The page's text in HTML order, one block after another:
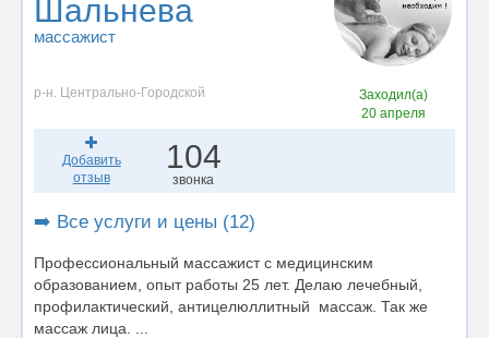
Шальнева
массажист
р-н. Центрально-Городской
Заходил(а)
20 апреля
Добавить
отзыв
104
звонка
➡️ Все услуги и цены (12)
Профессиональный массажист с медицинским
образованием, опыт работы 25 лет. Делаю лечебный,
профилактический, антицелюллитный массаж. Так же
массаж лица. ...